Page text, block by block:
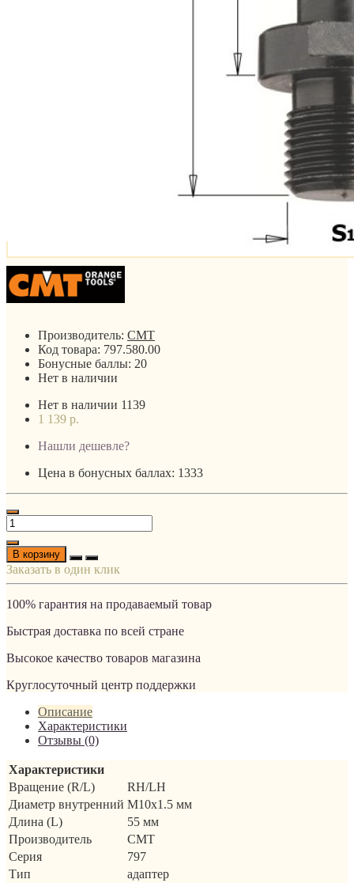
Производитель: CMT
Код товара: 797.580.00
Бонусные баллы: 20
Нет в наличии
Нет в наличии 1139
1 139 р.
Нашли дешевле?
Цена в бонусных баллах: 1333
В корзину
Заказать в один клик
100% гарантия на продаваемый товар
Быстрая доставка по всей стране
Высокое качество товаров магазина
Круглосуточный центр поддержки
Описание
Характеристики
Отзывы (0)
Характеристики
Вращение (R/L)
RH/LH
Диаметр внутренний M10х1.5 мм
Длина (L)
55 мм
Производитель
CMT
Серия
797
Тип
адаптер